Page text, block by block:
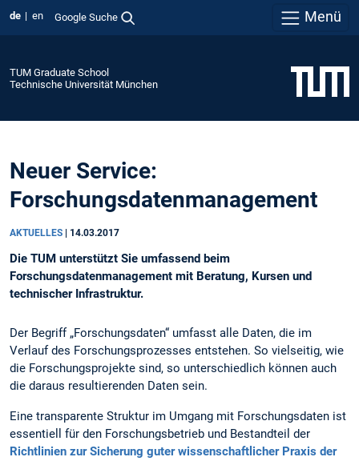
de en Google Suche Menü
TUM Graduate School
Technische Universität München
Neuer Service:
Forschungsdatenmanagement
AKTUELLES 14.03.2017
Die TUM unterstützt Sie umfassend beim
Forschungsdatenmanagement mit Beratung, Kursen und
technischer Infrastruktur.
Der Begriff „Forschungsdaten“ umfasst alle Daten, die im
Verlauf des Forschungsprozesses entstehen. So vielseitig, wie
die Forschungsprojekte sind, so unterschiedlich können auch
die daraus resultierenden Daten sein.
Eine transparente Struktur im Umgang mit Forschungsdaten ist
essentiell für den Forschungsbetrieb und Bestandteil der
Richtlinien zur Sicherung guter wissenschaftlicher Praxis der